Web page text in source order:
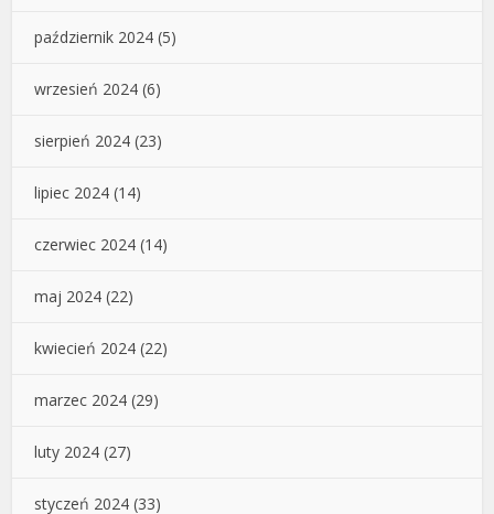
październik 2024 (5)
wrzesień 2024 (6)
sierpień 2024 (23)
lipiec 2024 (14)
czerwiec 2024 (14)
maj 2024 (22)
kwiecień 2024 (22)
marzec 2024 (29)
luty 2024 (27)
styczeń 2024 (33)